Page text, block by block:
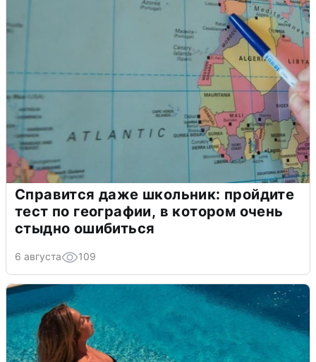
Справится даже школьник: пройдите
тест по географии, в котором очень
стыдно ошибиться
6 августа 109